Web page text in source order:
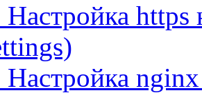
Настройка https
Настройка